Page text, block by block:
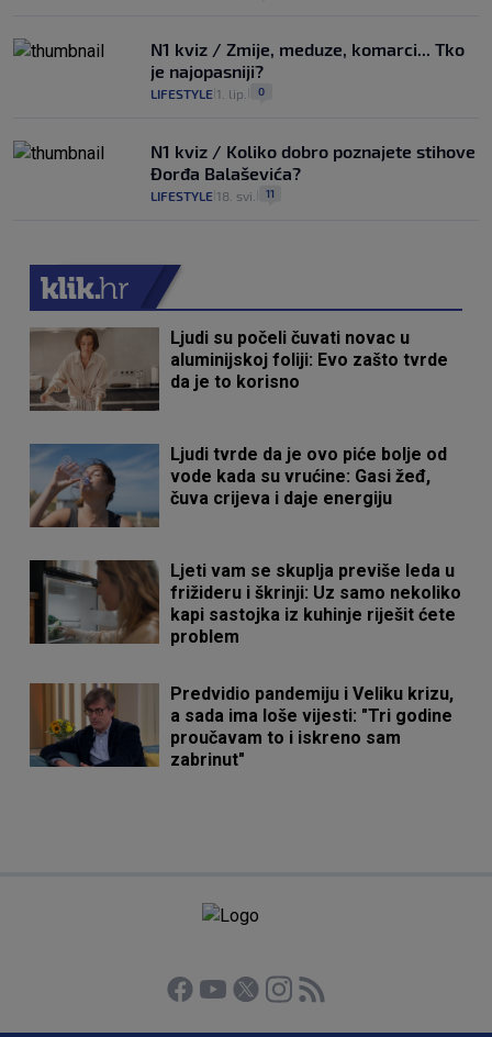
N1 kviz / Zmije, meduze, komarci... Tko
je najopasniji?
LIFESTYLE 1. lip. 0
N1 kviz / Koliko dobro poznajete stihove
Đorđa Balaševića?
LIFESTYLE 18. svi. 11
Ljudi su počeli čuvati novac u
aluminijskoj foliji: Evo zašto tvrde
da je to korisno
Ljudi tvrde da je ovo piće bolje od
vode kada su vrućine: Gasi žeđ,
čuva crijeva i daje energiju
Ljeti vam se skuplja previše leda u
frižideru i škrinji: Uz samo nekoliko
kapi sastojka iz kuhinje riješit ćete
problem
Predvidio pandemiju i Veliku krizu,
a sada ima loše vijesti: "Tri godine
proučavam to i iskreno sam
zabrinut"